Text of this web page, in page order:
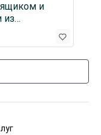
и
из
для кафе